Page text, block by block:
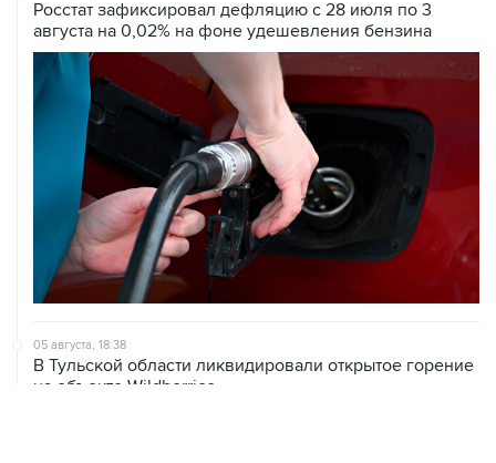
Росстат зафиксировал дефляцию с 28 июля по 3
августа на 0,02% на фоне удешевления бензина
05 августа, 18:38
В Тульской области ликвидировали открытое горение
на объекте Wildberries